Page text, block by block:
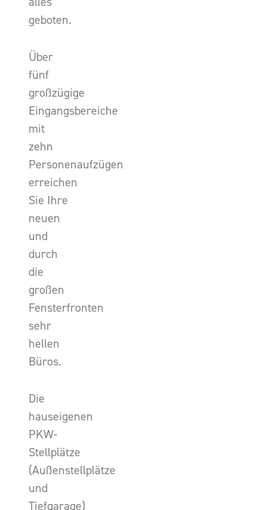
geboten.
Über
fünf
großzügige
Eingangsbereiche
mit
zehn
Personenaufzügen
erreichen
Sie Ihre
neuen
und
durch
die
großen
Fensterfronten
sehr
hellen
Büros.
Die
hauseigenen
PKW-
Stellplätze
(Außenstellplätze
und
Tiefgarage)